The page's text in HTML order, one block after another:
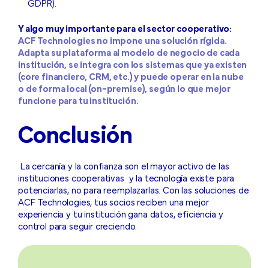
GDPR).
Y algo muy importante para el sector cooperativo:
ACF Technologies no impone una solución rígida.
Adapta su plataforma al modelo de negocio de cada
institución, se integra con los sistemas que ya existen
(core financiero, CRM, etc.) y puede operar en la nube
o de forma local (on-premise), según lo que mejor
funcione para tu institución.
Conclusión
La cercanía y la confianza son el mayor activo de las
instituciones cooperativas y la tecnología existe para
potenciarlas, no para reemplazarlas. Con las soluciones de
ACF Technologies, tus socios reciben una mejor
experiencia y tu institución gana datos, eficiencia y
control para seguir creciendo.